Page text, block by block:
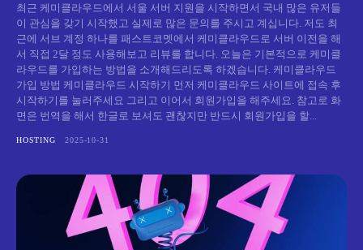
최근 케미클라우드에서 서울 서버 지원을 시작하면서 국내 많은 유저들
이 관심을 갖기 시작했고 실제로 많은 문의를 주시고 계십니다. 저도 최
근에 서브 계정 하나를 패스트코멧에서 케미클라우드로 서버 이전을 해
서 직접 2달 정도 사용해보고 리뷰를 합니다. 오늘은 기본적으로 케미클
라우드를 가입하는 방법을 소개해드리도록 하겠습니다. 케미클라우드
가입 방법 케미클라우드 시작하기 먼저 케미클라우드 사이트에 접속 후
시작하기를 눌러주세요 그리고 이어서 회원가입을 해주세요. 참고로 화
면은 번역을 해서 한글로 보셔도 괜찮지만 반드시 회원가입을 할...
HOSTING 2025-10-31